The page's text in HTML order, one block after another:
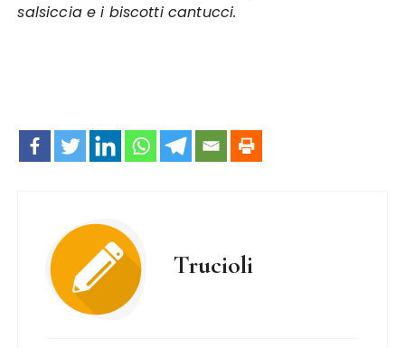
salsiccia e i biscotti cantucci.
Trucioli